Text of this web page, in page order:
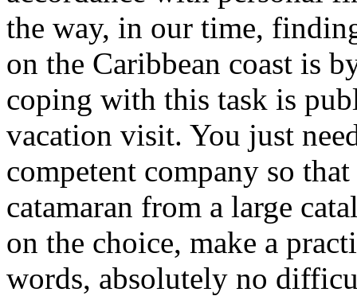
the way, in our time,
on the Caribbean coast is
coping with this task is
vacation visit. You just
competent company so
catamaran from a large
on the choice, make a
words, absolutely no